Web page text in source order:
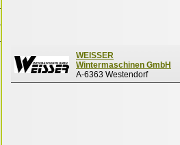
WEISSER
Wintermaschinen GmbH
A-6363 Westendorf